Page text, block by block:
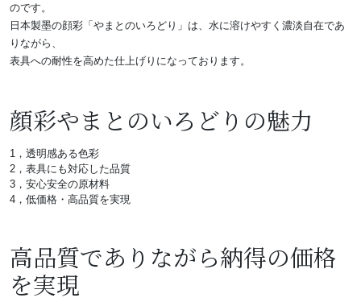
のです。
日本製墨の顔彩「やまとのいろどり」は、水に溶けやすく濃淡自在であ
りながら、
表具への耐性を高めた仕上げりになっております。
顔彩やまとのいろどりの魅力
1，透明感ある色彩
2，表具にも対応した品質
3，安心安全の原材料
4，低価格・高品質を実現
高品質でありながら納得の価格
を実現